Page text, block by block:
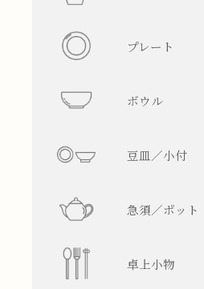
プレート
ボウル
豆皿／小付
急須／ポット
卓上小物